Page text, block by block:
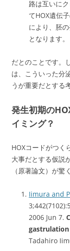
路は互いに
てHOX遺伝
により、胚
となります。
だとのことです。
は、こういった分
うが重要だとする
発生初期の
イミング？
HOXコードがつく
大事だとする仮説
（原著論文）が驚
Iimura and
2006 Jun 7.
Tadahiro